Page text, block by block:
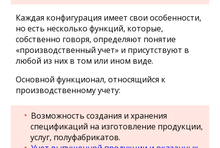
Каждая конфигурация имеет свои особенности,
но есть несколько функций, которые,
собственно говоря, определяют понятие
«производственный учет» и присутствуют в
любой из них в том или ином виде.
Основной функционал, относящийся к
производственному учету:
Возможность создания и хранения
спецификаций на изготовление продукции,
услуг, полуфабрикатов.